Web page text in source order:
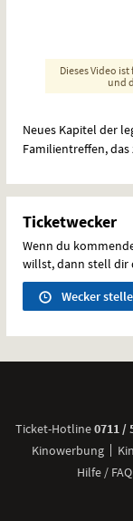
Dieses Video
und
Neues Kapitel der
Familientreffen,
Ticketwecker
Wenn du
willst, dann stell dir
Wecker
Ticket-Hotline0711 /
Kinowerbung
Hilfe / FAQ